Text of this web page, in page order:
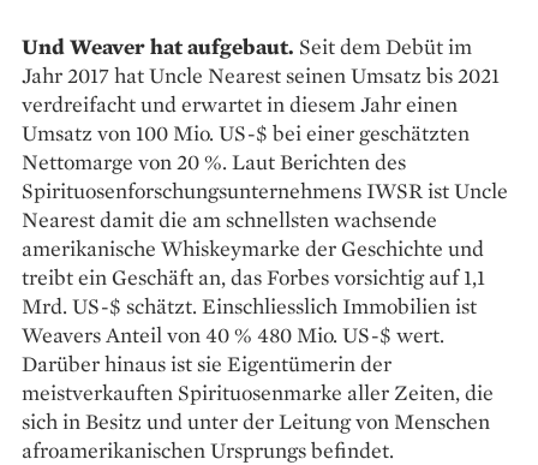
Und Weaver hat aufgebaut. Seit dem ­Debüt im
Jahr 2017 hat Uncle Nearest seinen Umsatz bis 2021
verdreifacht und erwartet in diesem Jahr einen
Umsatz von 100 Mio. US-$ bei einer geschätzten
Nettomarge von 20 %. Laut Berichten des
Spirituosenforschungsunternehmens IWSR ist Uncle
Nearest damit die am schnellsten wachsende
amerikanische Whiskeymarke der Geschichte und
treibt ein Geschäft an, das Forbes vorsichtig auf 1,1
Mrd. US-$ schätzt. Einschliesslich Immobilien ist
Weavers Anteil von 40 % 480 Mio. US-$ wert.
Darüber hinaus ist sie Eigentümerin der
meistverkauften Spirituosenmarke aller Zeiten, die
sich in Besitz und unter der Leitung von Menschen
afroamerikanischen Ursprungs befindet.